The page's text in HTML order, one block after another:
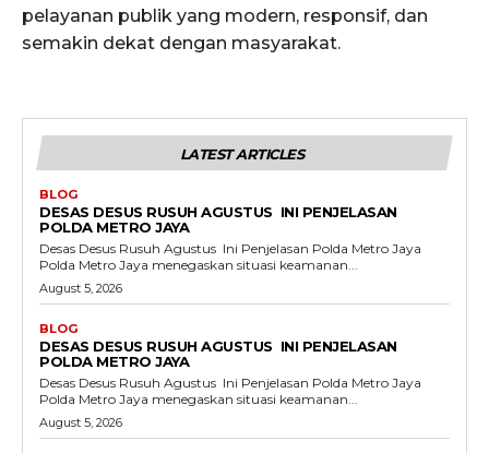
pelayanan publik yang modern, responsif, dan
semakin dekat dengan masyarakat.
LATEST ARTICLES
BLOG
DESAS DESUS RUSUH AGUSTUS INI PENJELASAN
POLDA METRO JAYA
Desas Desus Rusuh Agustus Ini Penjelasan Polda Metro Jaya
Polda Metro Jaya menegaskan situasi keamanan...
August 5, 2026
BLOG
DESAS DESUS RUSUH AGUSTUS INI PENJELASAN
POLDA METRO JAYA
Desas Desus Rusuh Agustus Ini Penjelasan Polda Metro Jaya
Polda Metro Jaya menegaskan situasi keamanan...
August 5, 2026